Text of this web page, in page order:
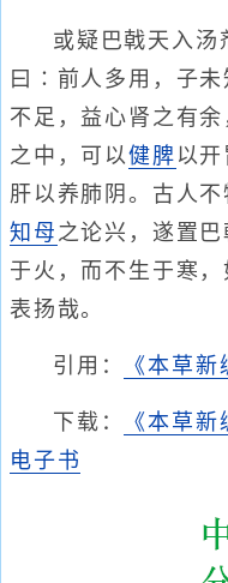
或疑巴戟天入汤
曰∶前人多用，子未
不足，益心肾之有
之中，可以健脾 以
肝以养肺阴。古人
知母 之论兴，遂置
于火，而不生于寒
表扬哉。
引用： 《本草
下载： 《本草
电子书